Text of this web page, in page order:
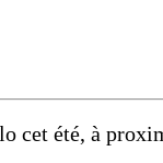
cet été, à